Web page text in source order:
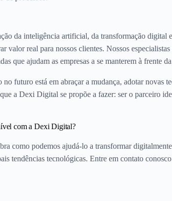
da inteligência artificial, da transformação digital
valor real para nossos clientes. Nossos
que ajudam as empresas a se manterem à frente
futuro está em abraçar a mudança, adotar novas
a Dexi Digital se propõe a fazer: ser o parceiro
com a Dexi Digital?
como podemos ajudá-lo a transformar
tendências tecnológicas. Entre em contato